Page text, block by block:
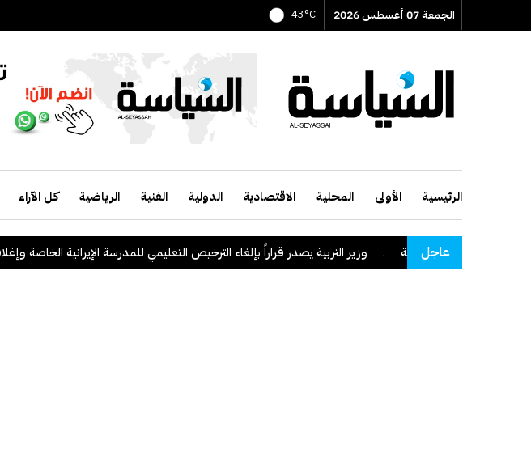
الجمعة 07 أغسطس 2026 43°C
الرئيسية الأولى المحلية الاقتصادية الدولية الفنية الرياضية كل الآراء
عاجل
نجران السعودية وزير التربية يصدر قراراً بإلغاء الترخيص التعليمي للمدرسة الإيرانية الخاصة وإغلاقها